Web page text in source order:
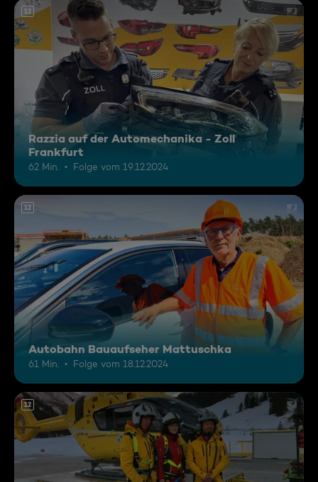
12
Razzia auf der Automechanika - Zoll
Frankfurt
62 Min. Folge vom 19.12.2024
12
Autobahn Bauaufseher Mattuschka
61 Min. Folge vom 18.12.2024
12